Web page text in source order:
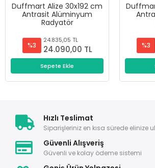
Duffmart Alize 30x192 cm
Antrasit Alüminyum
Radyatör
%3
24.835,05 TL
24.090,00 TL
Sepete Ekle
%3
Hızlı Teslimat
Siparişleriniz en kısa sürede elinize
Güvenli Alışveriş
Güvenli ve kolay ödeme sistemi